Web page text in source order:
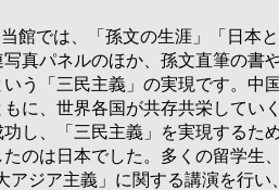
館では、「孫文の生涯」「日本
真パネルのほか、孫文直筆の書
う「三民主義」の実現です。中
に、世界各国が共存共栄してい
し、「三民主義」を実現するた
のは日本でした。多くの留学生
ジア主義」に関する講演を行